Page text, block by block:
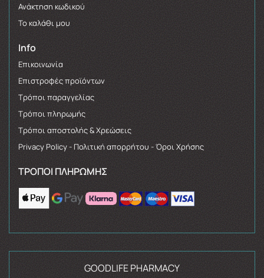
Ανάκτηση κωδικού
Το καλάθι μου
Info
Επικοινωνία
Επιστροφές προϊόντων
Τρόποι παραγγελίας
Τρόποι πληρωμής
Τρόποι αποστολής & Χρεώσεις
Privacy Policy - Πολιτική απορρήτου - Όροι Χρήσης
ΤΡΌΠΟΙ ΠΛΗΡΩΜΉΣ
GOODLIFE PHARMACY